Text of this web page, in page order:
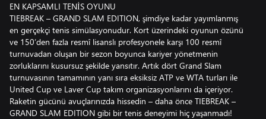
EN KAPSAMLI TENİS OYUNU
TIEBREAK – GRAND SLAM EDITION, şimdiye kadar yayımlanmış
en gerçekçi tenis simülasyonudur. Kort üzerindeki oyunun özünü
ve 150’den fazla resmî lisanslı profesyonele karşı 100 resmî
turnuvadan oluşan bir sezon boyunca kariyer yönetmenin
zorluklarını kusursuz şekilde yansıtır. Artık dört Grand Slam
turnuvasının tamamının yanı sıra eksiksiz ATP ve WTA turları ile
United Cup ve Laver Cup takım organizasyonlarını da içeriyor.
Raketin gücünü avuçlarınızda hissedin – daha önce TIEBREAK –
GRAND SLAM EDITION gibi bir tenis deneyimi hiç yaşanmadı!